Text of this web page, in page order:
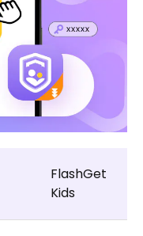
FlashGet
Kids